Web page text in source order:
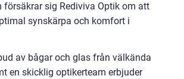
sig Rediviva Optik om att
synskärpa och komfort i
av bågar och glas från välkända
en skicklig optikerteam erbjuder